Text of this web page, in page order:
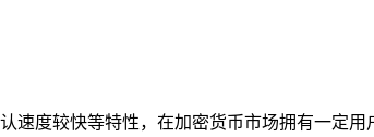
速度较快等特性，在加密货币市场拥有一定